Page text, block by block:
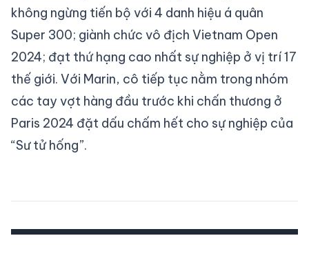
không ngừng tiến bộ với 4 danh hiệu á quân
Super 300; giành chức vô địch Vietnam Open
2024; đạt thứ hạng cao nhất sự nghiệp ở vị trí 17
thế giới. Với Marin, cô tiếp tục nằm trong nhóm
các tay vợt hàng đầu trước khi chấn thương ở
Paris 2024 đặt dấu chấm hết cho sự nghiệp của
“Sư tử hống”.